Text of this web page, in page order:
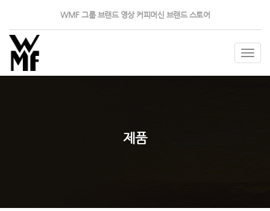
WMF 그룹 브랜드 영상 커피머신 브랜드 스토어
제품